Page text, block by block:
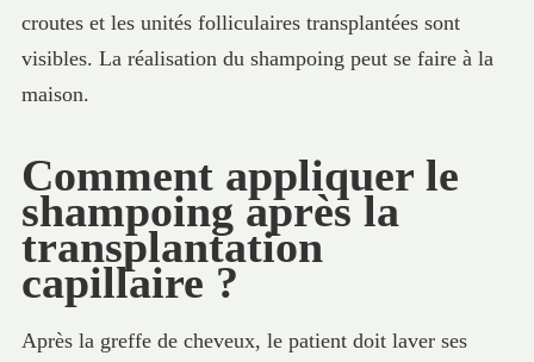
croutes et les unités folliculaires transplantées sont
visibles. La réalisation du shampoing peut se faire à la
maison.
Comment appliquer le
shampoing après la
transplantation
capillaire ?
Après la greffe de cheveux, le patient doit laver ses